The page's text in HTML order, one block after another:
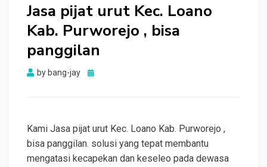
Jasa pijat urut Kec. Loano
Kab. Purworejo , bisa
panggilan
by bang-jay
Posted
Kami Jasa pijat urut Kec. Loano Kab. Purworejo ,
bisa panggilan. solusi yang tepat membantu
mengatasi kecapekan dan keseleo pada dewasa